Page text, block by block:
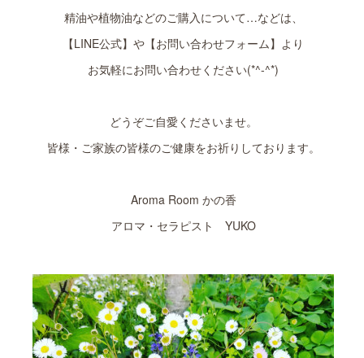
精油や植物油などのご購入について…などは、
【LINE公式】や【お問い合わせフォーム】より
お気軽にお問い合わせください(*^-^*)
どうぞご自愛くださいませ。
皆様・ご家族の皆様のご健康をお祈りしております。
Aroma Room かの香
アロマ・セラピスト YUKO